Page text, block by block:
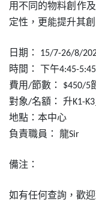
用不同的物料創作
定性，更能提升其
日期： 15/7-26/8/
時間： 下午4:45-5:45
費用/節數： $450/5
對象/名額： 升K1-K3
地點：本中心
負責職員：
龍Sir
備注：
如有任何查詢，歡